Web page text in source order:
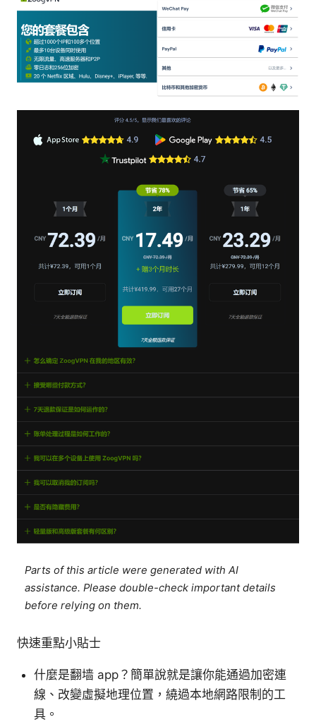
Parts of this article were generated with AI
assistance. Please double-check important details
before relying on them.
快速重點小貼士
什麼是翻墙 app？簡單說就是讓你能通過加密連
線、改變虛擬地理位置，繞過本地網路限制的工
具。